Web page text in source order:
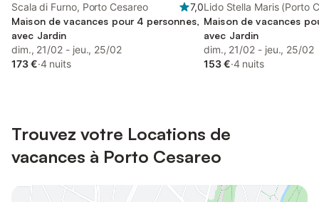
Scala di Furno, Porto Cesareo
7,0
Maison de vacances pour 4 personnes,
avec Jardin
dim., 21/02 - jeu., 25/02
173 €·4 nuits
Lido Stella Maris (Porto
Torre Lapillo
Maison de vacances
avec Jardin
dim., 21/02 - jeu., 25/02
153 €·4 nuits
Trouvez votre Locations de
vacances à Porto Cesareo